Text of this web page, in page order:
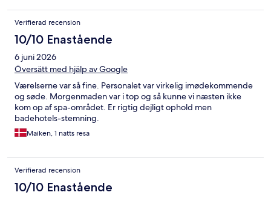
Verifierad recension
10/10 Enastående
6 juni 2026
Översätt med hjälp av Google
Værelserne var så fine. Personalet var virkelig imødekommende
og søde. Morgenmaden var i top og så kunne vi næsten ikke
kom op af spa-området. Er rigtig dejligt ophold men
badehotels-stemning.
Maiken, 1 natts resa
Verifierad recension
10/10 Enastående